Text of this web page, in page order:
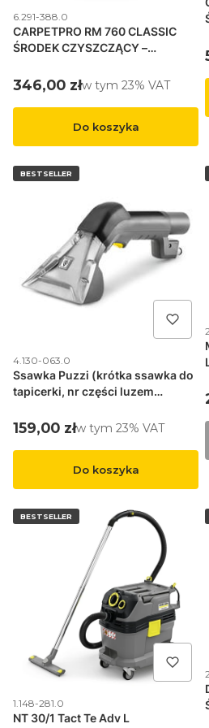
Kod produktu
6.291-388.0
CARPETPRO RM 760 CLASSIC
ŚRODEK CZYSZCZĄCY –
Cena brutto
346,00 złw tym %s VAT
w tym 23% VAT
Do koszyka
BESTSELLER
Kod produktu
4.130-063.0
Ssawka Puzzi (krótka ssawka do
tapicerki, nr części luzem
Cena brutto
159,00 złw tym %s VAT
w tym 23% VAT
Do koszyka
BESTSELLER
Kod produktu
1.148-281.0
NT 30/1 Tact Te Adv L